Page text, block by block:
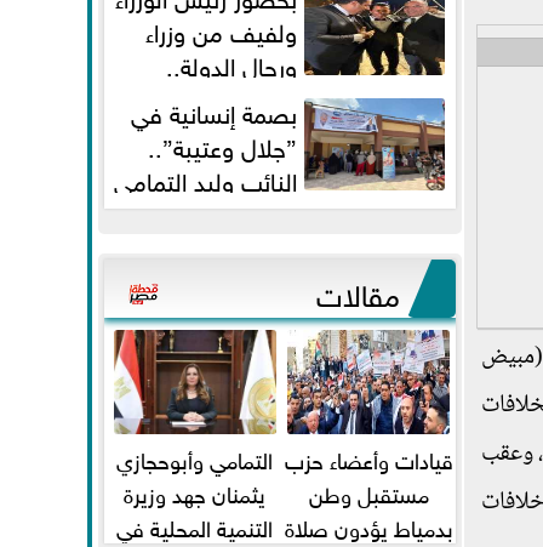
(مبيض
- عقد إتفاق)، وعقب
ولفيف من وزراء
ورجال الدولة..
النائبان وليد التمامي ومحمد...
بصمة إنسانية في
”جلال وعتيبة”..
النائب وليد التمامي
والبروفيسور جمال شيحة يداويان...
مقالات
قيادات وأعضاء حزب
مستقبل وطن
بدمياط يؤدون صلاة
التمامي وأبوحجازي
يثمنان جهد وزيرة
التنمية المحلية في